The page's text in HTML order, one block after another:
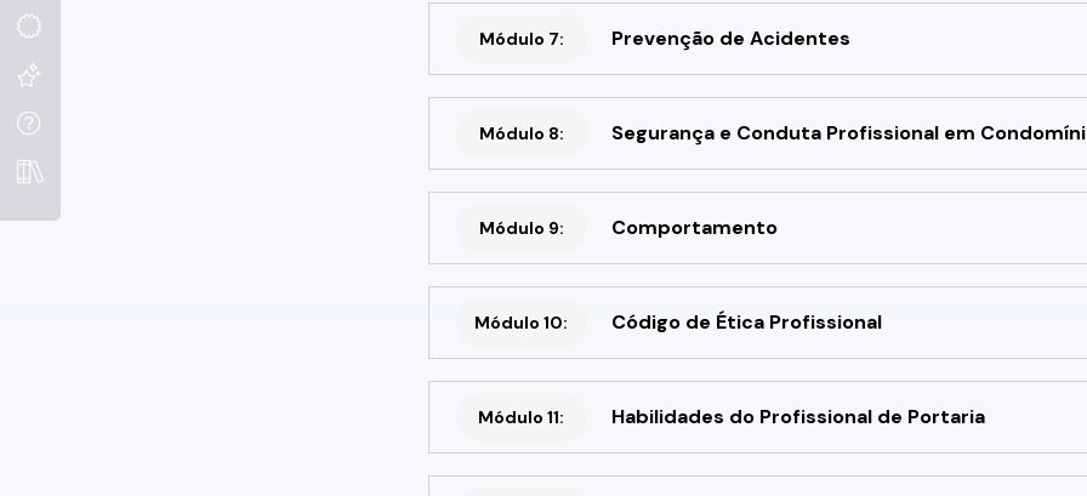
Módulo 7: Prevenção de Acidentes
Módulo 8: Segurança e Conduta Profissional em
Módulo 9: Comportamento
Módulo 10: Código de Ética Profissional
Módulo 11: Habilidades do Profissional de Portaria